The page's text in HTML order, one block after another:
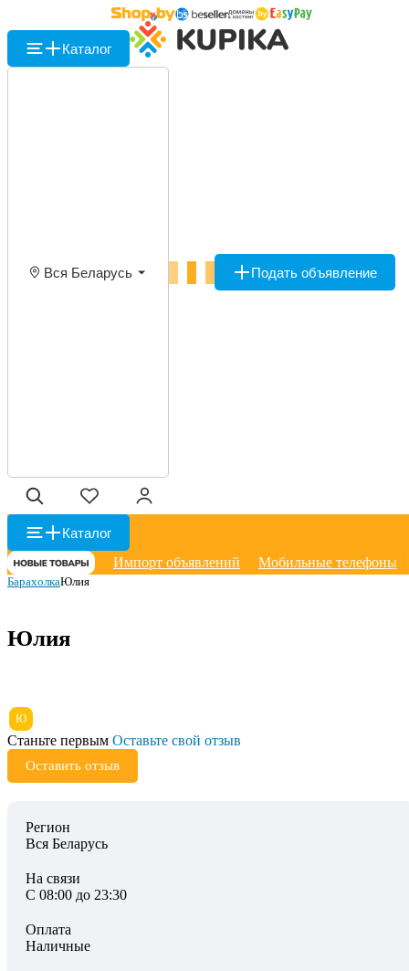
Каталог
Вся Беларусь Подать объявление
Каталог
Импорт объявлений
Мобильные телефоны
БарахолкаЮлия
Юлия
Ю
Станьте первым Оставьте свой отзыв
Оставить отзыв
Регион
Вся Беларусь
На связи
С 08:00 до 23:30
Оплата
Наличные